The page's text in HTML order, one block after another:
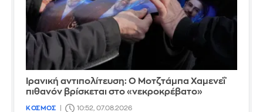
Ιρανική αντιπολίτευση: Ο Μοτζτάμπα Χαμενεΐ
πιθανόν βρίσκεται στο «νεκροκρέβατο»
ΚΟΣΜΟΣ 10:52, 07.08.2026